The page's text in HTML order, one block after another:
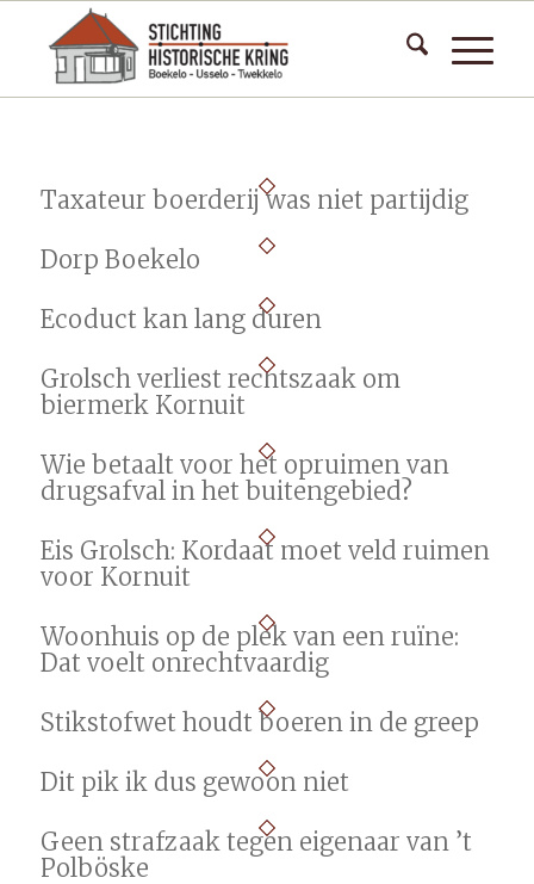
Taxateur boerderij was niet partijdig
Dorp Boekelo
Ecoduct kan lang duren
Grolsch verliest rechtszaak om
biermerk Kornuit
Wie betaalt voor het opruimen van
drugsafval in het buitengebied?
Eis Grolsch: Kordaat moet veld ruimen
voor Kornuit
Woonhuis op de plek van een ruïne:
Dat voelt onrechtvaardig
Stikstofwet houdt boeren in de greep
Dit pik ik dus gewoon niet
Geen strafzaak tegen eigenaar van ’t
Polböske